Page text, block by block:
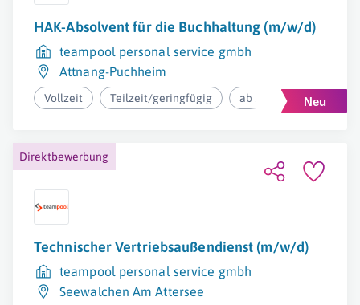
HAK-Absolvent für die Buchhaltung (m/w/d)
teampool personal service gmbh
Attnang-Puchheim
Vollzeit Teilzeit/geringfügig ab 2.600€ pro Monat
Direktbewerbung
Technischer Vertriebsaußendienst (m/w/d)
teampool personal service gmbh
Seewalchen Am Attersee